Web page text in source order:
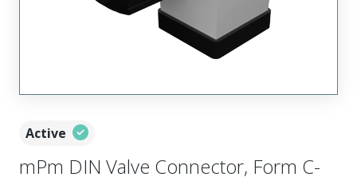
Active
mPm DIN Valve Connector, Form C-